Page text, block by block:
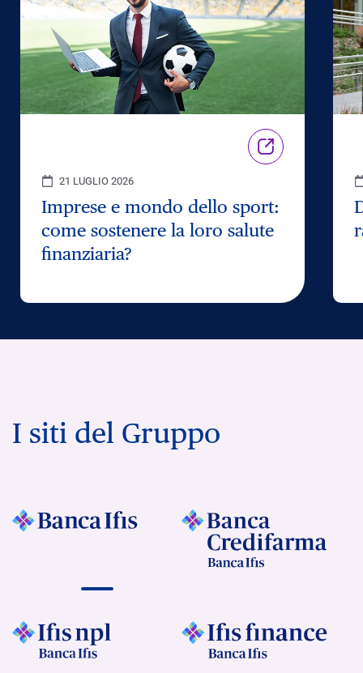
21 LUGLIO 2026
Imprese e mondo dello sport:
come sostenere la loro salute
finanziaria?
I siti del Gruppo